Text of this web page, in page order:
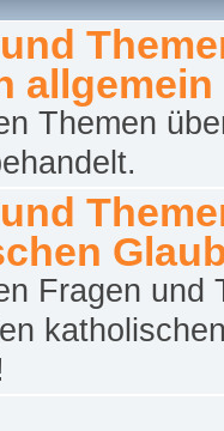
allgemein
Themen
Fragen und